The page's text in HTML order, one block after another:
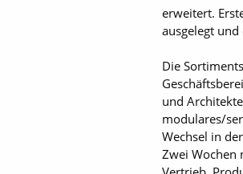
erweitert.
ausgelegt
Die
und
modulares/
Wechsel in
Zwei Wochen